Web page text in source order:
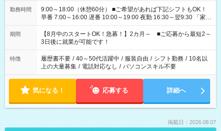
勤務時間
9:00～18:00（休憩60分） ■ご希望があれば下記シフトもOK！
早番 7:00～16:00 遅番 10:00～19:00 夜勤 16:30～翌9:30 「家族
と休みを合わせたい」 「余裕を持って夕飯の準備がしたい」
「できれば残業はしたくない」 など、ご希望を教えてください
ね。 ※Wワーク希望の方へ 今ご覧のお仕事で希望する勤務時間
と、もう1つのお仕事の勤務時間。 合計で週40時間を超える場
合は応募できません。
期間
【8月中のスタートOK！急募！】2カ月～ ■ご応募から最短2～
3日後に就業が可能です！
特徴 履歴書不要 / 40～50代活躍中 / 服装自由 / シフト勤務 / 10名以
上の大量募集 / 電話対応なし / パソコンスキル不要
気になる！ 応募する 詳細へ
掲載日：2026.08.07